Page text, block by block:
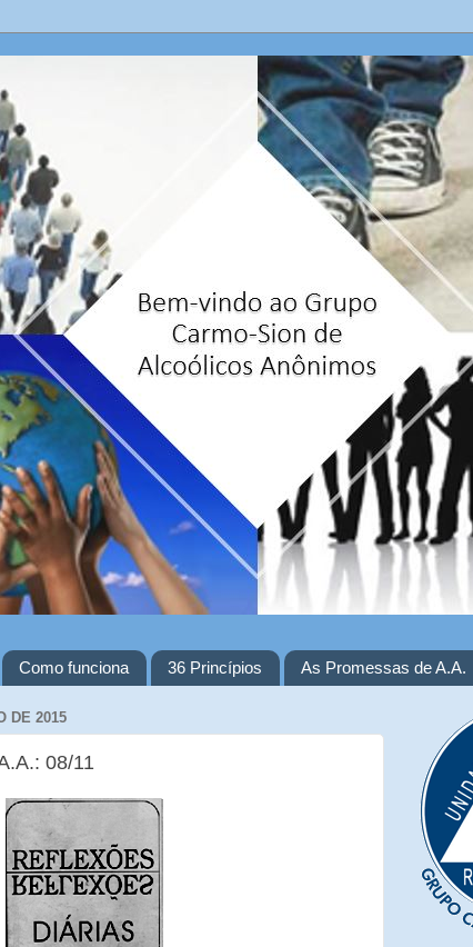
Como funciona 36 Princípios As Promessas de A.A.
DE 2015
08/11